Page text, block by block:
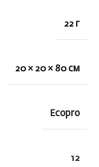
22 г
20 × 20 × 80 см
Ecopro
12